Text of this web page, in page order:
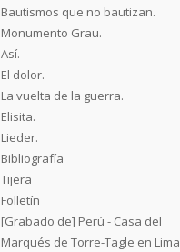
Bautismos que no bautizan.
Monumento Grau.
Así.
El dolor.
La vuelta de la guerra.
Elisita.
Lieder.
Bibliografía
Tijera
Folletín
[Grabado de] Perú - Casa del
Marqués de Torre-Tagle en Lima